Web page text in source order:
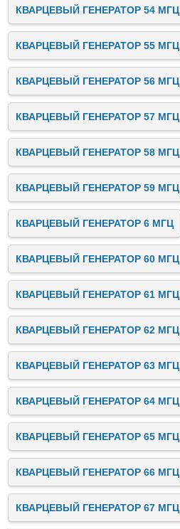
КВАРЦЕВЫЙ ГЕНЕРАТОР 54 МГЦ
КВАРЦЕВЫЙ ГЕНЕРАТОР 55 МГЦ
КВАРЦЕВЫЙ ГЕНЕРАТОР 56 МГЦ
КВАРЦЕВЫЙ ГЕНЕРАТОР 57 МГЦ
КВАРЦЕВЫЙ ГЕНЕРАТОР 58 МГЦ
КВАРЦЕВЫЙ ГЕНЕРАТОР 59 МГЦ
КВАРЦЕВЫЙ ГЕНЕРАТОР 6 МГЦ
КВАРЦЕВЫЙ ГЕНЕРАТОР 60 МГЦ
КВАРЦЕВЫЙ ГЕНЕРАТОР 61 МГЦ
КВАРЦЕВЫЙ ГЕНЕРАТОР 62 МГЦ
КВАРЦЕВЫЙ ГЕНЕРАТОР 63 МГЦ
КВАРЦЕВЫЙ ГЕНЕРАТОР 64 МГЦ
КВАРЦЕВЫЙ ГЕНЕРАТОР 65 МГЦ
КВАРЦЕВЫЙ ГЕНЕРАТОР 66 МГЦ
КВАРЦЕВЫЙ ГЕНЕРАТОР 67 МГЦ